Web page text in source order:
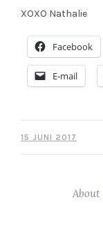
XOXO Nathalie
Facebook
E-mail
15 JUNI 2017
About